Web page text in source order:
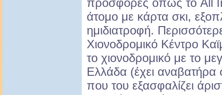
προσφορές όπως το All
άτομο με κάρτα σκι,
ημιδιατροφή.
Χιονοδρομικό Κέντρο
το χιονοδρομικό με το
Ελλάδα (έχει
που του εξασφαλίζει